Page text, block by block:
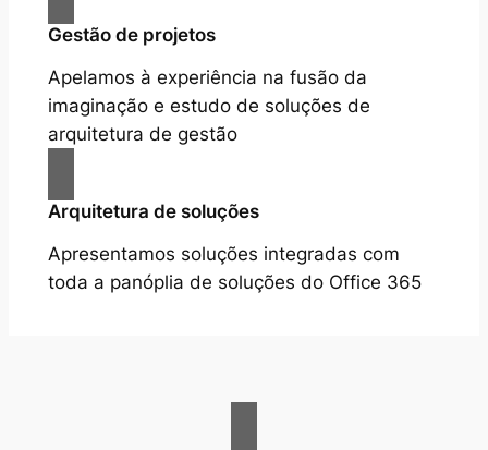
Gestão de projetos
Apelamos à experiência na fusão da
imaginação e estudo de soluções de
arquitetura de gestão
Arquitetura de soluções
Apresentamos soluções integradas com
toda a panóplia de soluções do Office 365